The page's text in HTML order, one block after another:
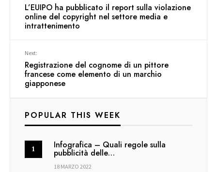
L’EUIPO ha pubblicato il report sulla violazione
online del copyright nel settore media e
intrattenimento
Next:
Registrazione del cognome di un pittore
francese come elemento di un marchio
giapponese
POPULAR THIS WEEK
Infografica – Quali regole sulla
pubblicità delle…
18 MARZO 2022